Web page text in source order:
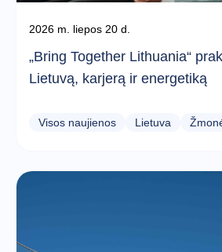
2026 m. liepos 20 d.
„Bring Together Lithuania“
Lietuvą, karjerą ir energetiką
Visos naujienos Lietuva